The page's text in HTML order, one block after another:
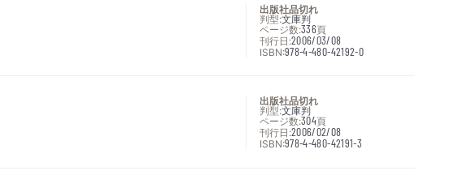
出版社品切れ
判型:文庫判
ページ数:336頁
刊行日:2006/03/08
ISBN:978-4-480-42192-0
出版社品切れ
判型:文庫判
ページ数:304頁
刊行日:2006/02/08
ISBN:978-4-480-42191-3